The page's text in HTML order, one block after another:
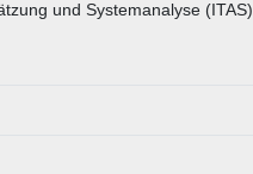
und Systemanalyse (ITAS)